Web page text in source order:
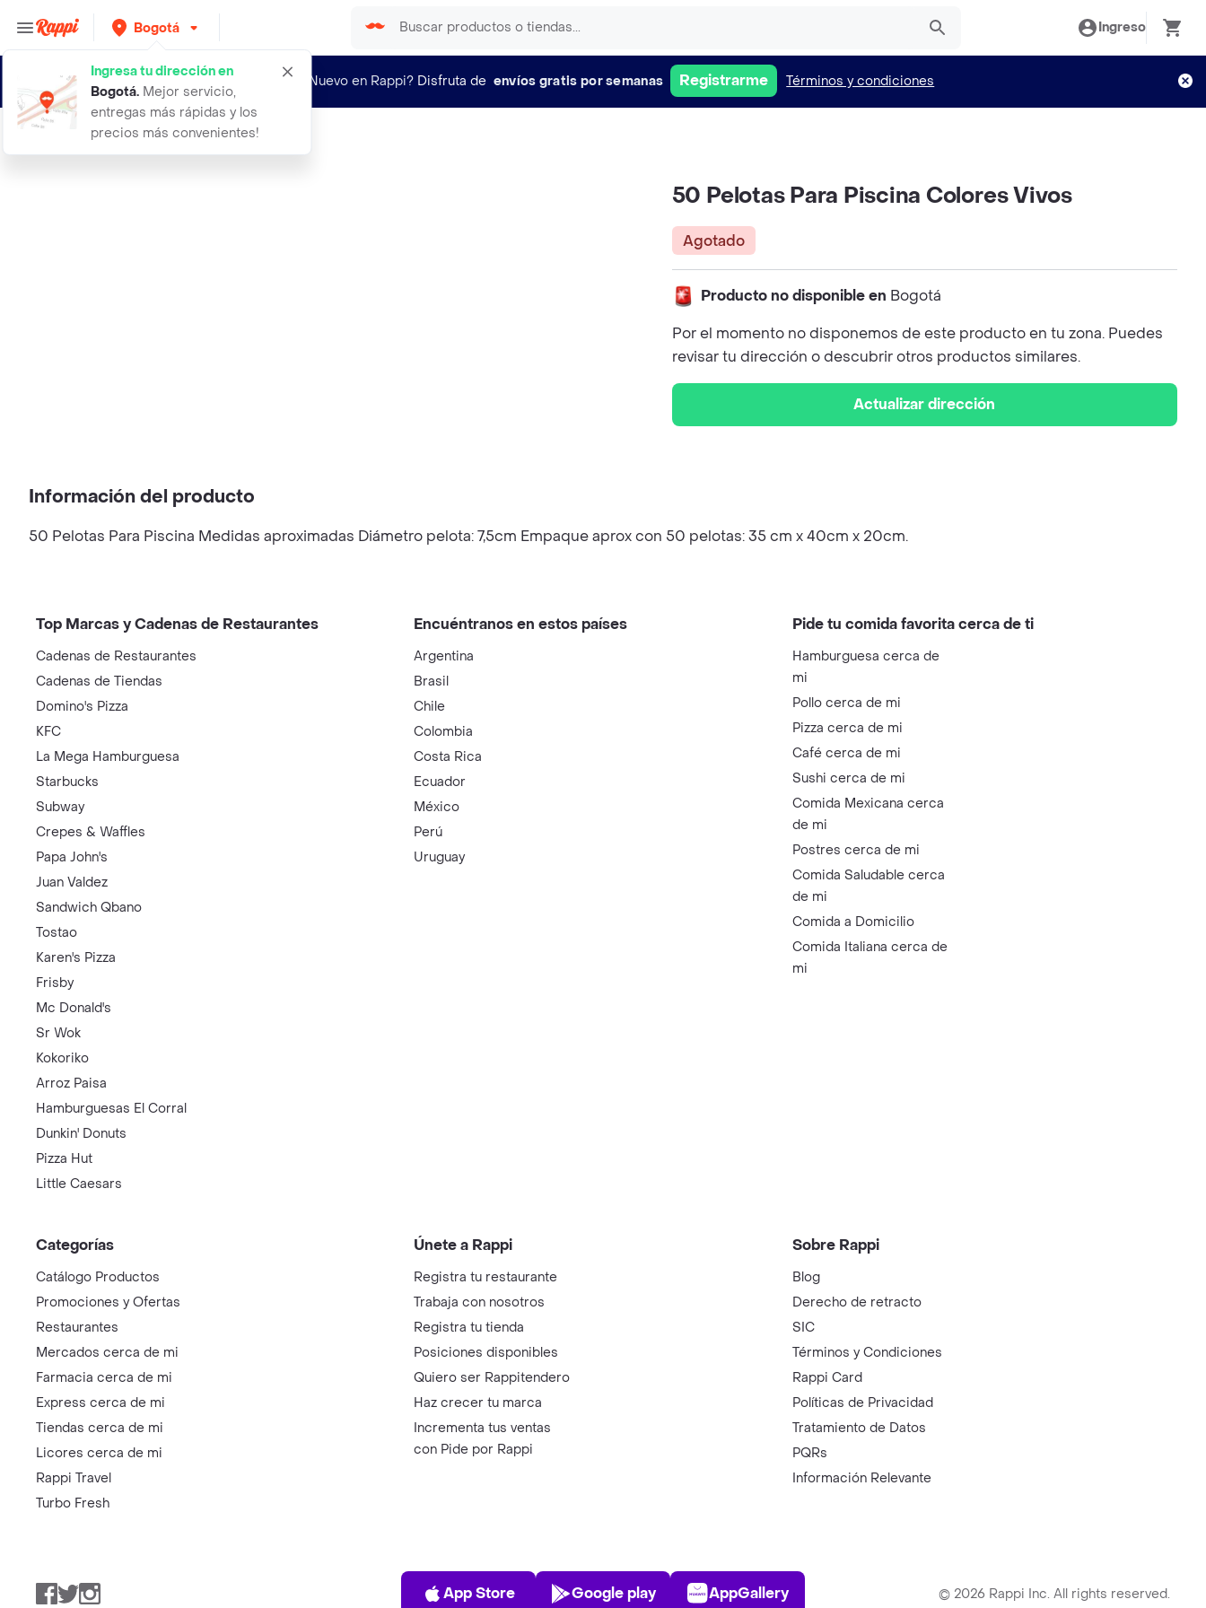
Bogotá
Ingresa tu dirección en
Bogotá. Mejor servicio,
entregas más rápidas y los
precios más convenientes!
Ingreso
¿Nuevo en Rappi? Disfruta de envíos gratis por semanas Registrarme Términos y condiciones
50 pelotas para piscina colores viv
50 Pelotas Para Piscina Colores Vivos
Agotado
Producto no disponible en Bogotá
Por el momento no disponemos de este producto en tu zona. Puedes
revisar tu dirección o descubrir otros productos similares.
Actualizar dirección
Información del producto
50 Pelotas Para Piscina Medidas aproximadas Diámetro pelota: 7,5cm Empaque aprox con 50 pelotas: 35 cm x 40cm x 20cm.
Top Marcas y Cadenas de Restaurantes
Cadenas de Restaurantes
Cadenas de Tiendas
Domino's Pizza
KFC
La Mega Hamburguesa
Starbucks
Subway
Crepes & Waffles
Papa John's
Juan Valdez
Sandwich Qbano
Tostao
Karen's Pizza
Frisby
Mc Donald's
Sr Wok
Kokoriko
Arroz Paisa
Hamburguesas El Corral
Dunkin' Donuts
Pizza Hut
Little Caesars
Encuéntranos en estos países
Argentina
Brasil
Chile
Colombia
Costa Rica
Ecuador
México
Perú
Uruguay
Pide tu comida favorita cerca de ti
Hamburguesa cerca de
mi
Pollo cerca de mi
Pizza cerca de mi
Café cerca de mi
Sushi cerca de mi
Comida Mexicana cerca
de mi
Postres cerca de mi
Comida Saludable cerca
de mi
Comida a Domicilio
Comida Italiana cerca de
mi
Categorías
Catálogo Productos
Promociones y Ofertas
Restaurantes
Mercados cerca de mi
Farmacia cerca de mi
Express cerca de mi
Tiendas cerca de mi
Licores cerca de mi
Rappi Travel
Turbo Fresh
Únete a Rappi
Registra tu restaurante
Trabaja con nosotros
Registra tu tienda
Posiciones disponibles
Quiero ser Rappitendero
Haz crecer tu marca
Incrementa tus ventas
con Pide por Rappi
Sobre Rappi
Blog
Derecho de retracto
SIC
Términos y Condiciones
Rappi Card
Políticas de Privacidad
Tratamiento de Datos
PQRs
Información Relevante
Facebook
TwitterInstagram
App Store
App Store
Play Store
Google play
AppGallery
AppGallery © 2026 Rappi Inc. All rights reserved.